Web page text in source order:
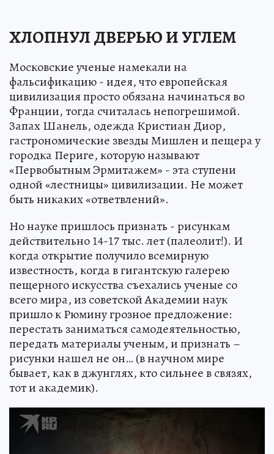
ХЛОПНУЛ ДВЕРЬЮ И УГЛЕМ
Московские ученые намекали на
фальсификацию - идея, что европейская
цивилизация просто обязана начинаться во
Франции, тогда считалась непогрешимой.
Запах Шанель, одежда Кристиан Диор,
гастрономические звезды Мишлен и пещера у
городка Периге, которую называют
«Первобытным Эрмитажем» - эта ступени
одной «лестницы» цивилизации. Не может
быть никаких «ответвлений».
Но науке пришлось признать - рисункам
действительно 14-17 тыс. лет (палеолит!). И
когда открытие получило всемирную
известность, когда в гигантскую галерею
пещерного искусства съехались ученые со
всего мира, из советской Академии наук
пришло к Рюмину грозное предложение:
перестать заниматься самодеятельностью,
передать материалы ученым, и признать –
рисунки нашел не он… (в научном мире
бывает, как в джунглях, кто сильнее в связях,
тот и академик).